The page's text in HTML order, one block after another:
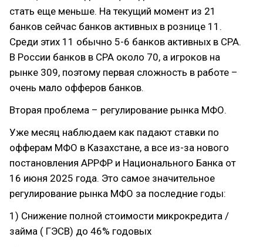
стать еще меньше. На текущий момент из 21
банков сейчас банков активных в рознице 11.
Среди этих 11 обычно 5-6 банков активных в CPA.
В России банков в CPA около 70, а игроков на
рынке 309, поэтому первая сложность в работе –
очень мало офферов банков.
Вторая проблема – регулирование рынка МФО.
Уже месяц наблюдаем как падают ставки по
офферам МФО в Казахстане, а все из-за нового
постановления АРРФР и Национального Банка от
16 июня 2025 года. Это самое значительное
регулирование рынка МФО за последние годы:
1) Снижение полной стоимости микрокредита /
займа ( ГЭСВ) до 46% годовых